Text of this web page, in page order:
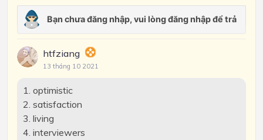
htfziang
13 tháng 10 2021
1. optimistic
2. satisfaction
3. living
4. interviewers